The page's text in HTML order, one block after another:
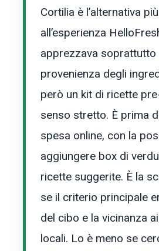
Cortilia è l’alternativa
all’esperienza
apprezzava soprattutto
provenienza degli
però un kit di ricette
senso stretto. È prima
spesa online, con la
aggiungere box di
ricette suggerite. È la
se il criterio principale
del cibo e la vicinanza
locali. Lo è meno se